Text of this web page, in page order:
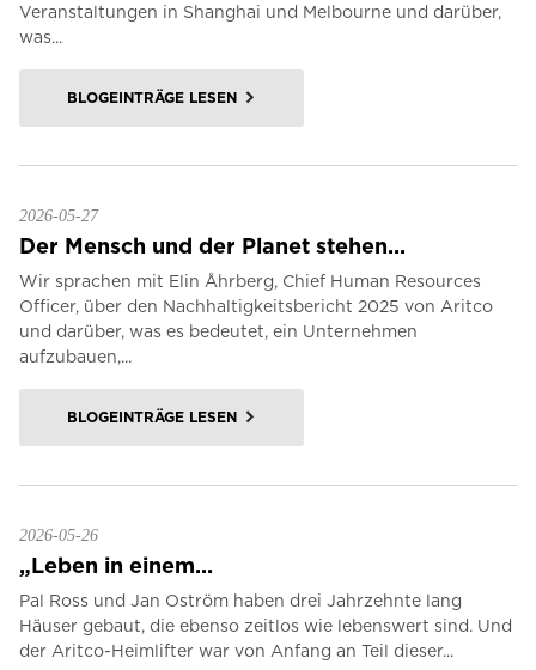
Veranstaltungen in Shanghai und Melbourne und darüber,
was...
BLOGEINTRÄGE LESEN
2026-05-27
Der Mensch und der Planet stehen...
Wir sprachen mit Elin Åhrberg, Chief Human Resources
Officer, über den Nachhaltigkeitsbericht 2025 von Aritco
und darüber, was es bedeutet, ein Unternehmen
aufzubauen,...
BLOGEINTRÄGE LESEN
2026-05-26
„Leben in einem...
Pal Ross und Jan Oström haben drei Jahrzehnte lang
Häuser gebaut, die ebenso zeitlos wie lebenswert sind. Und
der Aritco-Heimlifter war von Anfang an Teil dieser...